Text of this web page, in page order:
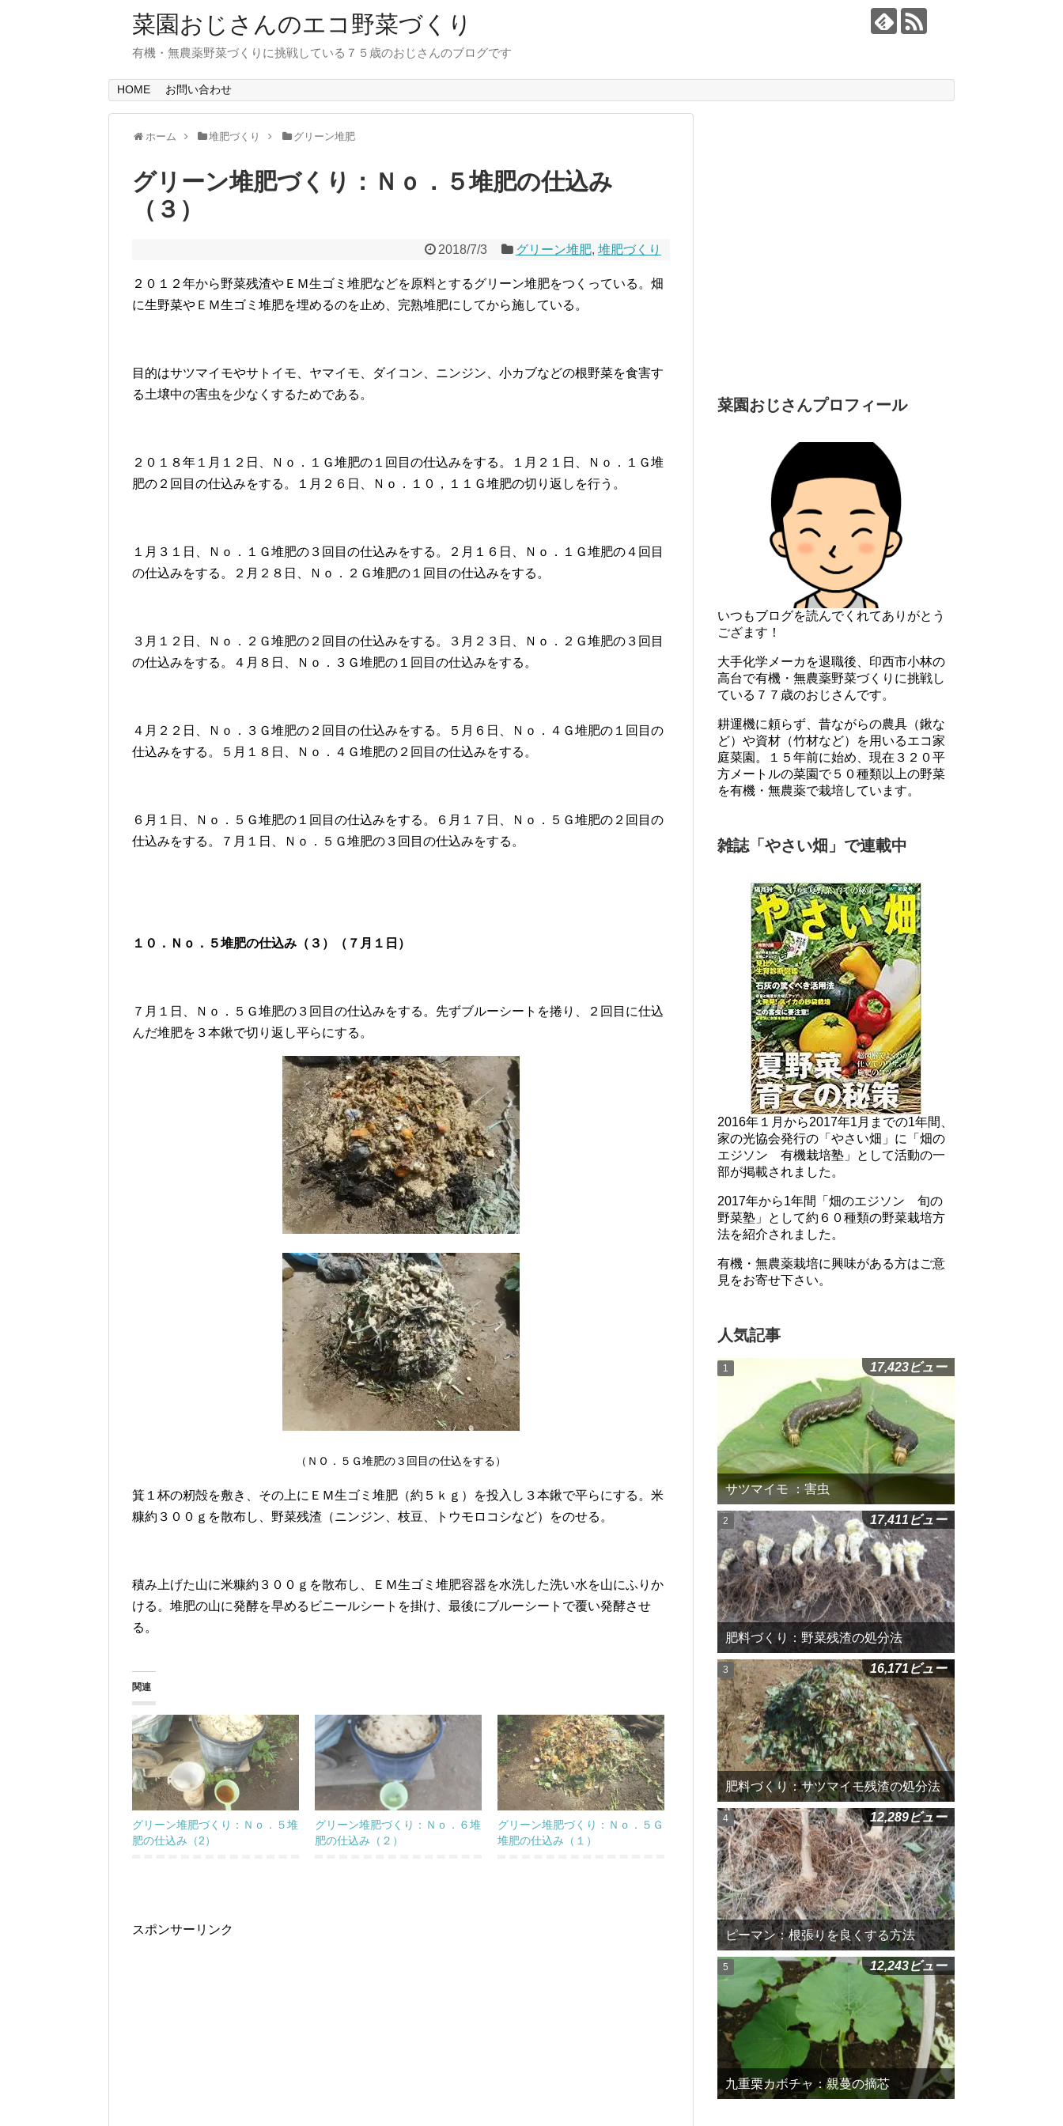
菜園おじさんのエコ野菜づくり
有機・無農薬野菜づくりに挑戦している７５歳のおじさんのブログです
HOME お問い合わせ
ホーム 堆肥づくり グリーン堆肥
グリーン堆肥づくり：Ｎｏ．５堆肥の仕込み
（３）
2018/7/3 グリーン堆肥, 堆肥づくり
２０１２年から野菜残渣やＥＭ生ゴミ堆肥などを原料とするグリーン堆肥をつくっている。畑
に生野菜やＥＭ生ゴミ堆肥を埋めるのを止め、完熟堆肥にしてから施している。
目的はサツマイモやサトイモ、ヤマイモ、ダイコン、ニンジン、小カブなどの根野菜を食害す
る土壌中の害虫を少なくするためである。
２０１８年１月１２日、Ｎｏ．１Ｇ堆肥の１回目の仕込みをする。１月２１日、Ｎｏ．１Ｇ堆
肥の２回目の仕込みをする。１月２６日、Ｎｏ．１０，１１Ｇ堆肥の切り返しを行う。
１月３１日、Ｎｏ．１Ｇ堆肥の３回目の仕込みをする。２月１６日、Ｎｏ．１Ｇ堆肥の４回目
の仕込みをする。２月２８日、Ｎｏ．２Ｇ堆肥の１回目の仕込みをする。
３月１２日、Ｎｏ．２Ｇ堆肥の２回目の仕込みをする。３月２３日、Ｎｏ．２Ｇ堆肥の３回目
の仕込みをする。４月８日、Ｎｏ．３Ｇ堆肥の１回目の仕込みをする。
４月２２日、Ｎｏ．３Ｇ堆肥の２回目の仕込みをする。５月６日、Ｎｏ．４Ｇ堆肥の１回目の
仕込みをする。５月１８日、Ｎｏ．４Ｇ堆肥の２回目の仕込みをする。
６月１日、Ｎｏ．５Ｇ堆肥の１回目の仕込みをする。６月１７日、Ｎｏ．５Ｇ堆肥の２回目の
仕込みをする。７月１日、Ｎｏ．５Ｇ堆肥の３回目の仕込みをする。
１０．Ｎｏ．５堆肥の仕込み（３）（７月１日）
７月１日、Ｎｏ．５Ｇ堆肥の３回目の仕込みをする。先ずブルーシートを捲り、２回目に仕込
んだ堆肥を３本鍬で切り返し平らにする。
（ＮＯ．５Ｇ堆肥の３回目の仕込をする）
箕１杯の籾殻を敷き、その上にＥＭ生ゴミ堆肥（約５ｋｇ）を投入し３本鍬で平らにする。米
糠約３００ｇを散布し、野菜残渣（ニンジン、枝豆、トウモロコシなど）をのせる。
積み上げた山に米糠約３００ｇを散布し、ＥＭ生ゴミ堆肥容器を水洗した洗い水を山にふりか
ける。堆肥の山に発酵を早めるビニールシートを掛け、最後にブルーシートで覆い発酵させ
る。
関連
グリーン堆肥づくり：Ｎｏ．５堆
肥の仕込み（2）
グリーン堆肥づくり：Ｎｏ．６堆
肥の仕込み（２）
グリーン堆肥づくり：Ｎｏ．５Ｇ
堆肥の仕込み（１）
スポンサーリンク
菜園おじさんプロフィール
いつもブログを読んでくれてありがとう
ござます！
大手化学メーカを退職後、印西市小林の
高台で有機・無農薬野菜づくりに挑戦し
ている７７歳のおじさんです。
耕運機に頼らず、昔ながらの農具（鍬な
ど）や資材（竹材など）を用いるエコ家
庭菜園。１５年前に始め、現在３２０平
方メートルの菜園で５０種類以上の野菜
を有機・無農薬で栽培しています。
雑誌「やさい畑」で連載中
2016年１月から2017年1月までの1年間、
家の光協会発行の「やさい畑」に「畑の
エジソン 有機栽培塾」として活動の一
部が掲載されました。
2017年から1年間「畑のエジソン 旬の
野菜塾」として約６０種類の野菜栽培方
法を紹介されました。
有機・無農薬栽培に興味がある方はご意
見をお寄せ下さい。
人気記事
サツマイモ ：害虫
17,423ビュー
肥料づくり：野菜残渣の処分法
17,411ビュー
肥料づくり：サツマイモ残渣の処分法
16,171ビュー
ピーマン：根張りを良くする方法
12,289ビュー
九重栗カボチャ：親蔓の摘芯
12,243ビュー